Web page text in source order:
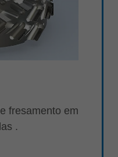
fresamento em
.